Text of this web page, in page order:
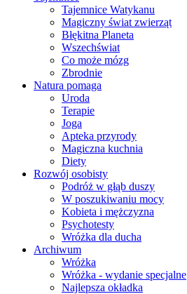
Tajemnice Watykanu
Magiczny świat zwierząt
Błękitna Planeta
Wszechświat
Co może mózg
Zbrodnie
Natura pomaga
Uroda
Terapie
Joga
Apteka przyrody
Magiczna kuchnia
Diety
Rozwój osobisty
Podróż w głąb duszy
W poszukiwaniu mocy
Kobieta i mężczyzna
Psychotesty
Wróżka dla ducha
Archiwum
Wróżka
Wróżka - wydanie specjalne
Najlepsza okładka